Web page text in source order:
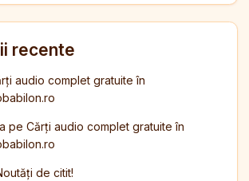
recente
audio complet gratuite în
pe Cărți audio complet gratuite în
de citit!